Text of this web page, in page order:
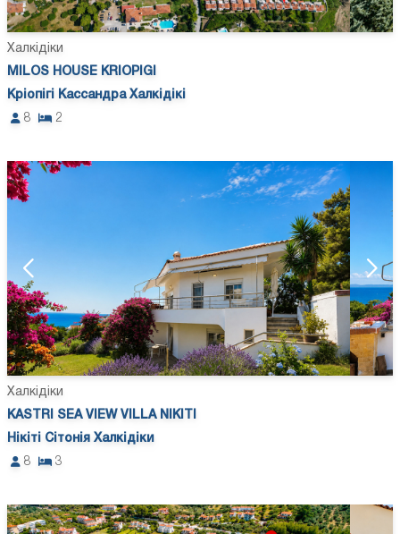
Халкідіки
MILOS HOUSE KRIOPIGI
Кріопігі Кассандра Халкідікі
8
2
Халкідіки
KASTRI SEA VIEW VILLA NIKITI
Нікіті Сітонія Халкідіки
8
3